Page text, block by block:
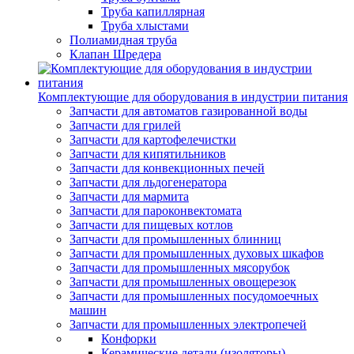
Труба капиллярная
Труба хлыстами
Полиамидная труба
Клапан Шредера
Комплектующие для оборудования в индустрии питания
Запчасти для автоматов газированной воды
Запчасти для грилей
Запчасти для картофелечистки
Запчасти для кипятильников
Запчасти для конвекционных печей
Запчасти для льдогенератора
Запчасти для мармита
Запчасти для пароконвектомата
Запчасти для пищевых котлов
Запчасти для промышленных блинниц
Запчасти для промышленных духовых шкафов
Запчасти для промышленных мясорубок
Запчасти для промышленных овощерезок
Запчасти для промышленных посудомоечных
машин
Запчасти для промышленных электропечей
Конфорки